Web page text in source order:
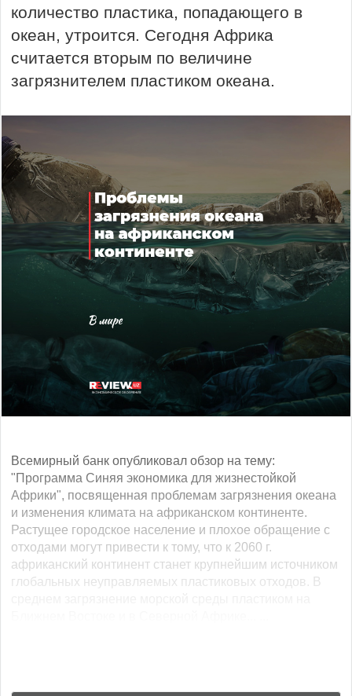
количество пластика, попадающего в
океан, утроится. Сегодня Африка
считается вторым по величине
загрязнителем пластиком океана.
Всемирный банк опубликовал обзор на тему:
"Программа Синяя экономика для жизнестойкой
Африки", посвященная проблемам загрязнения океана
и изменения климата на африканском континенте.
Растущее городское население и плохое обращение с
отходами могут привести к тому, что к 2060 г.
африканский континент станет крупнейшим источником
глобальных неуправляемых пластиковых отходов. В